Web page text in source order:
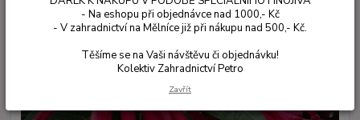
- Na eshopu při objednávce nad 1000,- Kč
- V zahradnictví na Mělníce již při nákupu nad 500,- Kč.
Těšíme se na Vaši návštěvu či objednávku!
Kolektiv Zahradnictví Petro
Zavřít